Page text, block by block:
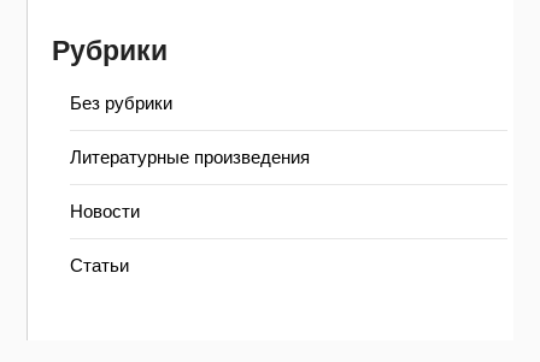
Рубрики
Без рубрики
Литературные произведения
Новости
Статьи